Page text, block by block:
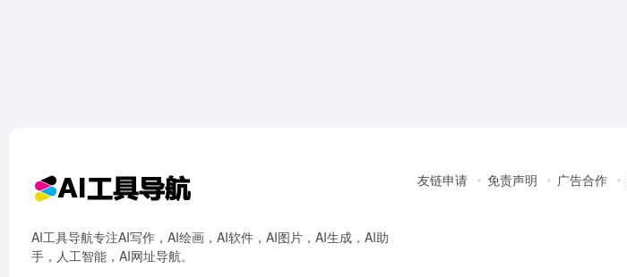
AI工具导航专注AI写作，AI绘画，AI软件，AI图片，AI生成，AI助
手，人工智能，AI网址导航。
友链申请 免责声明 广告合作